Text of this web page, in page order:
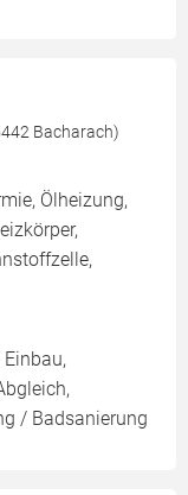
Bacharach)
Ölheizung,
/ Badsanierung